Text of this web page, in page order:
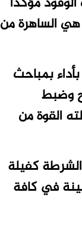
الساهرة من
بمباحث
وضبط
القوة من
كفيلة
في كافة